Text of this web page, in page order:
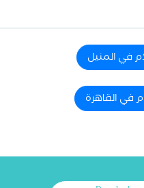
في المنيل
في القاهرة